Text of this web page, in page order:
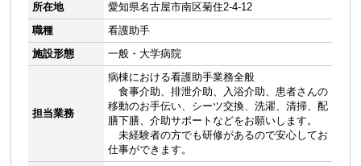
所在地
愛知県名古屋市南区菊住2-4-12
職種
看護助手
施設形態
一般・大学病院
担当業務
病棟における看護助手業務全般
食事介助、排泄介助、入浴介助、患者さんの
移動のお手伝い、シーツ交換、洗濯、清掃、配
膳下膳、介助サポートなどをお願いします。
未経験者の方でも研修があるので安心してお
仕事ができます。